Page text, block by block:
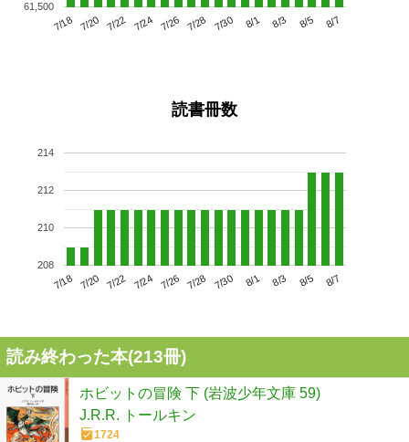
7/18 7/20 7/22 7/24 7/26 7/28 7/30 8/1 8/3 8/5 8/7
61,500
読書冊数
7/18 7/20 7/22 7/24 7/26 7/28 7/30 8/1 8/3 8/5 8/7
208
210
212
214
読み終わった本(213冊)
ホビットの冒険 下 (岩波少年文庫 59)
J.R.R. トールキン
1724